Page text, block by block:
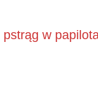
pstrąg w